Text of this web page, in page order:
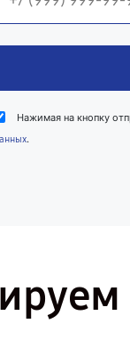
Нажимая на кнопку
.